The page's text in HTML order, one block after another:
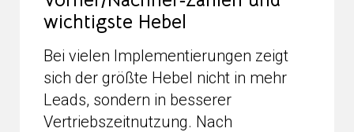
wichtigste Hebel
Bei vielen Implementierungen zeigt
sich der größte Hebel nicht in mehr
Leads, sondern in besserer
Vertriebszeitnutzung. Nach